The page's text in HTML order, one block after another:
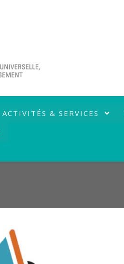
ACTIVITÉS & SERVICES